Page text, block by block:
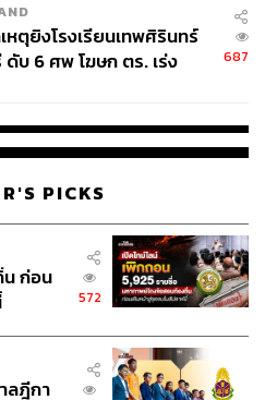
หตุยิงโรงเรียนเทพศิรินทร์
บ 6 ศพ โฆษก ตร. เร่ง
687
PICKS
ก่อน
572
ลฎีกา